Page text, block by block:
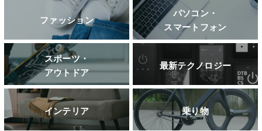
ファッション
パソコン・
スマートフォン
スポーツ・
アウトドア
最新テクノロジー
インテリア 乗り物